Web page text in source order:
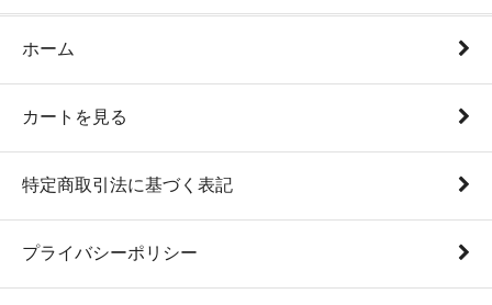
ホーム
カートを見る
特定商取引法に基づく表記
プライバシーポリシー